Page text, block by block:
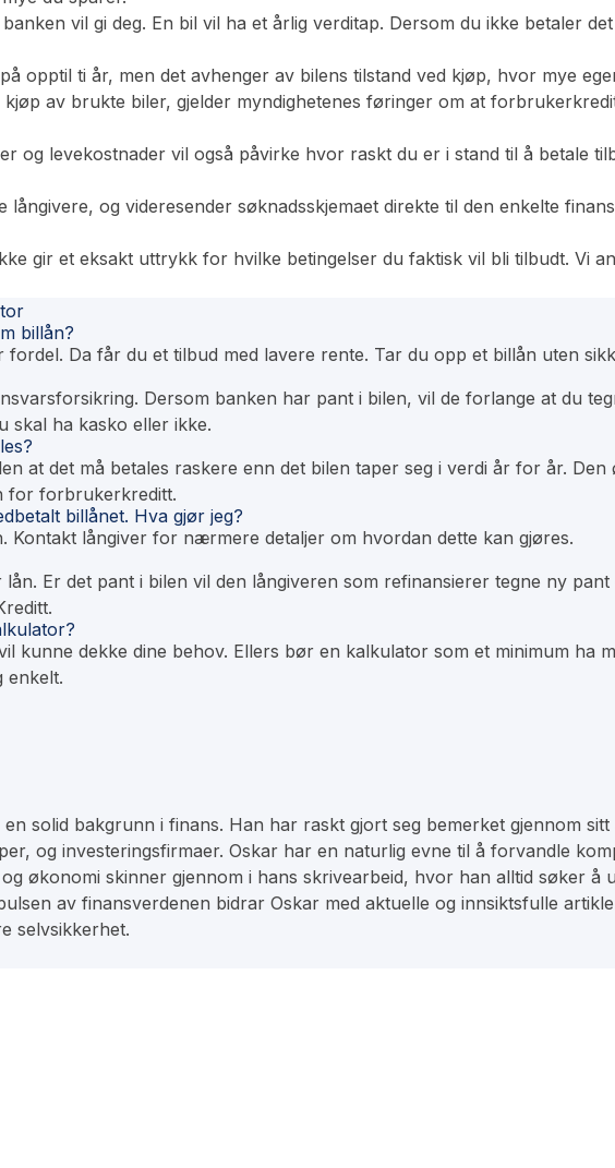
vil gi deg. En bil vil ha et årlig verditap. Dersom du ikke betaler
opptil ti år, men det avhenger av bilens tilstand ved kjøp, hvor mye
av brukte biler, gjelder myndighetenes føringer om at
og levekostnader vil også påvirke hvor raskt du er i stand til å betale
og videresender søknadsskjemaet direkte til den enkelte
gir et eksakt uttrykk for hvilke betingelser du faktisk vil bli tilbudt. Vi
billån?
fordel. Da får du et tilbud med lavere rente. Tar du opp et billån uten
Dersom banken har pant i bilen, vil de forlange at du
skal ha kasko eller ikke.
at det må betales raskere enn det bilen taper seg i verdi år for år.
for forbrukerkreditt.
billånet. Hva gjør jeg?
Kontakt långiver for nærmere detaljer om hvordan dette kan gjøres.
Er det pant i bilen vil den långiveren som refinansierer tegne ny
kunne dekke dine behov. Ellers bør en kalkulator som et minimum ha
enkelt.
solid bakgrunn i finans. Han har raskt gjort seg bemerket gjennom
og investeringsfirmaer. Oskar har en naturlig evne til å forvandle
økonomi skinner gjennom i hans skrivearbeid, hvor han alltid søker
av finansverdenen bidrar Oskar med aktuelle og innsiktsfulle
selvsikkerhet.